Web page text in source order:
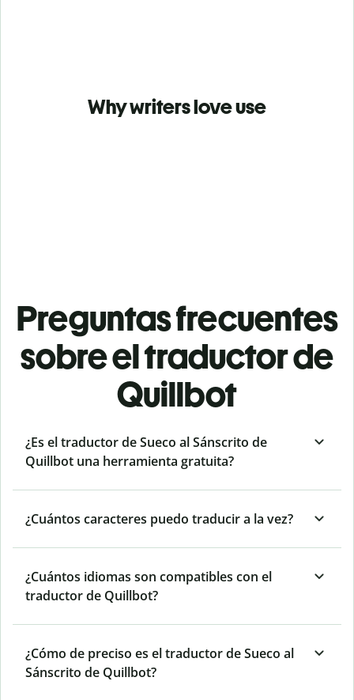
Why writers love use
Preguntas frecuentes
sobre el traductor de
Quillbot
¿Es el traductor de Sueco al Sánscrito de
Quillbot una herramienta gratuita?
¿Cuántos caracteres puedo traducir a la vez?
¿Cuántos idiomas son compatibles con el
traductor de Quillbot?
¿Cómo de preciso es el traductor de Sueco al
Sánscrito de Quillbot?